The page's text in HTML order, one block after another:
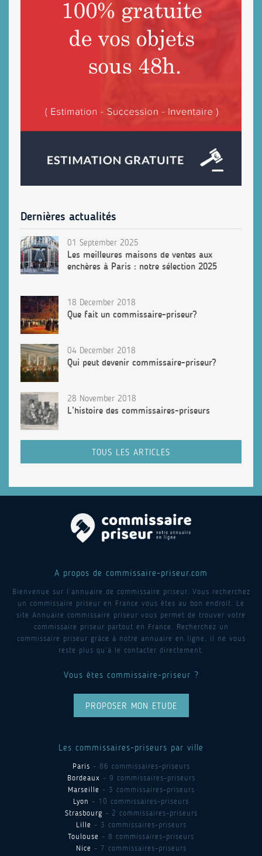
Dernières actualités
01 September 2025
Les meilleures maisons de ventes aux
enchères à Paris : notre sélection 2025
18 December 2018
Que fait un commissaire-priseur?
04 December 2018
Qui peut devenir commissaire-priseur?
28 November 2018
L’histoire des commissaires-priseurs
TOUS LES ARTICLES
A propos de commissaire-priseur.com
Bienvenue sur l’annuaire de commissaire priseur. Vous recherchez
un commissaire priseur en France vous êtes au bon endroit. Le
site Annuaire commissaire priseur vous permet de trouver votre
commissaire priseur partout en France. Recherchez un
commissaire priseur grâce à notre annuaire en ligne, il ne vous
reste plus qu’à le contacter directement.
Vous êtes commissaire-priseur ?
PROPOSER MON ETUDE
Les commissaires-priseurs par ville
Paris - 86 commissaires-priseurs
Bordeaux - 9 commissaires-priseurs
Marseille - 3 commissaires-priseurs
Lyon - 10 commissaires-priseurs
Strasbourg - 2 commissaires-priseurs
Lille - 3 commissaires-priseurs
Toulouse - 8 commissaires-priseurs
Nice - 7 commissaires-priseurs